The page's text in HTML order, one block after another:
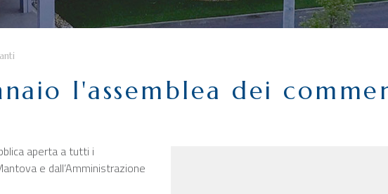
l'assemblea dei
aperta a tutti i
e dall’Amministrazione